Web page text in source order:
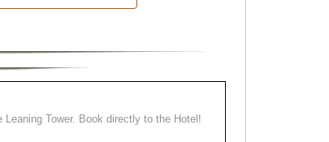
Tower. Book directly to the Hotel!